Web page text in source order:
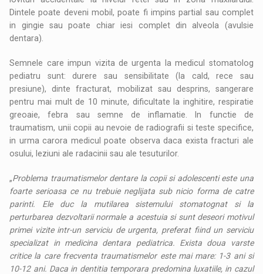
Dintele poate deveni mobil, poate fi impins partial sau complet
in gingie sau poate chiar iesi complet din alveola (avulsie
dentara).
Semnele care impun vizita de urgenta la medicul stomatolog
pediatru sunt: durere sau sensibilitate (la cald, rece sau
presiune), dinte fracturat, mobilizat sau desprins, sangerare
pentru mai mult de 10 minute, dificultate la inghitire, respiratie
greoaie, febra sau semne de inflamatie. In functie de
traumatism, unii copii au nevoie de radiografii si teste specifice,
in urma carora medicul poate observa daca exista fracturi ale
osului, leziuni ale radacinii sau ale tesuturilor.
„Problema traumatismelor dentare la copii si adolescenti este una
foarte serioasa ce nu trebuie neglijata sub nicio forma de catre
parinti. Ele duc la mutilarea sistemului stomatognat si la
perturbarea dezvoltarii normale a acestuia si sunt deseori motivul
primei vizite intr-un serviciu de urgenta, preferat fiind un serviciu
specializat in medicina dentara pediatrica. Exista doua varste
critice la care frecventa traumatismelor este mai mare: 1-3 ani si
10-12 ani. Daca in dentitia temporara predomina luxatiile, in cazul